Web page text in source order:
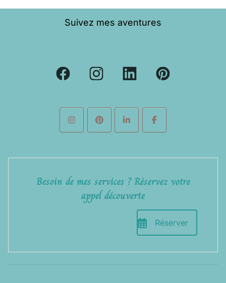
Suivez mes aventures
Besoin de mes services ? Réservez votre
appel découverte
Réserver